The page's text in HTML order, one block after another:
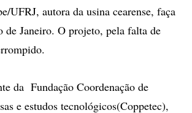
UFRJ, autora da usina cearense, faça
de Janeiro. O projeto, pela falta de
da Fundação Coordenação de
e estudos tecnológicos(Coppetec),